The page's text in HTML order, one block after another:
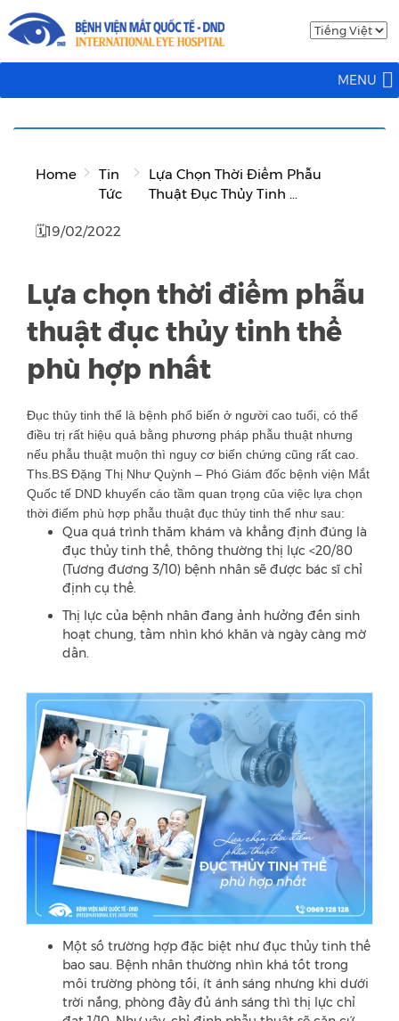
MENU
Home
Tin
Tức
Lựa Chọn Thời Điểm Phẫu
Thuật Đục Thủy Tinh ...
🗓19/02/2022
Lựa chọn thời điểm phẫu
thuật đục thủy tinh thể
phù hợp nhất
Đục thủy tinh thể là bệnh phổ biến ở người cao tuổi, có thể
điều trị rất hiệu quả bằng phương pháp phẫu thuật nhưng
nếu phẫu thuật muộn thì nguy cơ biến chứng cũng rất cao.
Ths.BS Đặng Thị Như Quỳnh – Phó Giám đốc bệnh viện Mắt
Quốc tế DND khuyến cáo tầm quan trọng của việc lựa chọn
thời điểm phù hợp phẫu thuật đục thủy tinh thể như sau:
Qua quá trình thăm khám và khẳng định đúng là
đục thủy tinh thể, thông thường thị lực <20/80
(Tương đương 3/10) bệnh nhân sẽ được bác sĩ chỉ
định cụ thể.
Thị lực của bệnh nhân đang ảnh hưởng đến sinh
hoạt chung, tầm nhìn khó khăn và ngày càng mờ
dần.
Một số trường hợp đặc biệt như đục thủy tinh thể
bao sau. Bệnh nhân thường nhìn khá tốt trong
môi trường phòng tối, ít ánh sáng nhưng khi dưới
trời nắng, phòng đầy đủ ánh sáng thì thị lực chỉ